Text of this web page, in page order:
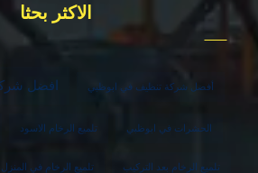
الاكثر بحثا
أفضل شركة تنظيف في ابوظبي افضل
الحشرات في ابوظبي تلميع الرخام الاسود
تلميع الرخام بعد التركيب تلميع الرخام في المنزل